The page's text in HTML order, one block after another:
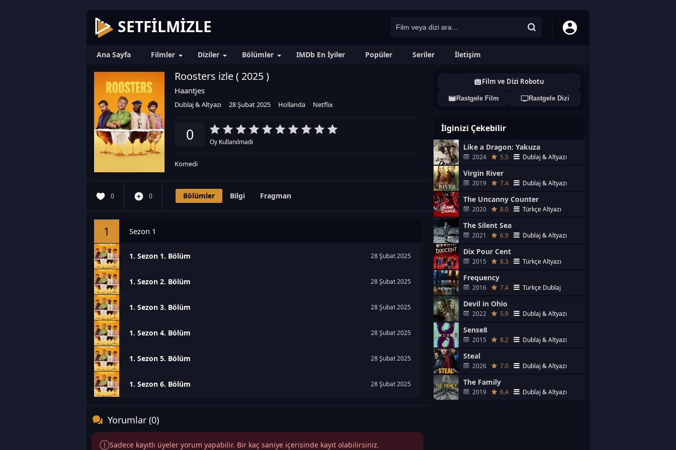
SETFILMIZLE
Ana Sayfa Filmler Diziler Bölümler IMDb En İyiler Popüler Seriler İletişim
Roosters izle ( 2025)
Haantjes
Dublaj & Altyazı 28 Şubat 2025 Hollanda Netflix
0 Oy Kullanılmadı
Komedi
0 0 Bölümler Bilgi Fragman
1 Sezon 1
1. Sezon 1. Bölüm 28 Şubat 2025
1. Sezon 2. Bölüm 28 Şubat 2025
1. Sezon 3. Bölüm 28 Şubat 2025
1. Sezon 4. Bölüm 28 Şubat 2025
1. Sezon 5. Bölüm 28 Şubat 2025
1. Sezon 6. Bölüm 28 Şubat 2025
Yorumlar (0)
Sadece kayıtlı üyeler yorum yapabilir. Bir kaç saniye içerisinde kayıt olabilirsiniz.
Film ve Dizi Robotu
Rastgele Film Rastgele Dizi
İlginizi Çekebilir
Like a Dragon: Yakuza
2024 5.5 Dublaj & Altyazı
Virgin River
2019 7.4 Dublaj & Altyazı
The Uncanny Counter
2020 8.0 Türkçe Altyazı
The Silent Sea
2021 6.9 Dublaj & Altyazı
Dix Pour Cent
2015 8.3 Türkçe Altyazı
Frequency
2016 7.4 Türkçe Dublaj
Devil in Ohio
2022 5.9 Dublaj & Altyazı
Sense8
2015 8.2 Dublaj & Altyazı
Steal
2026 7.0 Dublaj & Altyazı
The Family
2019 6.4 Dublaj & Altyazı